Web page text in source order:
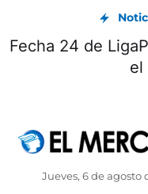
Fecha 24 de
el
Jueves, 6 de agosto